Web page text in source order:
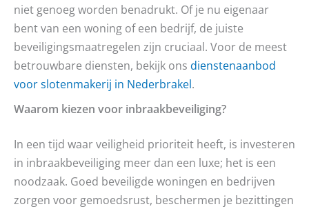
niet genoeg worden benadrukt. Of je nu eigenaar
bent van een woning of een bedrijf, de juiste
beveiligingsmaatregelen zijn cruciaal. Voor de meest
betrouwbare diensten, bekijk ons dienstenaanbod
voor slotenmakerij in Nederbrakel.
Waarom kiezen voor inbraakbeveiliging?
In een tijd waar veiligheid prioriteit heeft, is investeren
in inbraakbeveiliging meer dan een luxe; het is een
noodzaak. Goed beveiligde woningen en bedrijven
zorgen voor gemoedsrust, beschermen je bezittingen